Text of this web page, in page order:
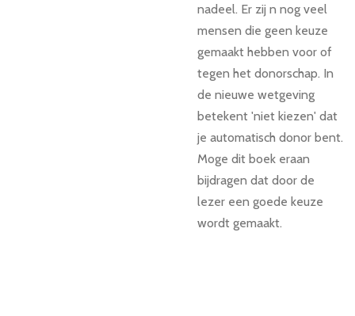
nadeel. Er zij n nog veel
mensen die geen keuze
gemaakt hebben voor of
tegen het donorschap. In
de nieuwe wetgeving
betekent 'niet kiezen' dat
je automatisch donor bent.
Moge dit boek eraan
bijdragen dat door de
lezer een goede keuze
wordt gemaakt.